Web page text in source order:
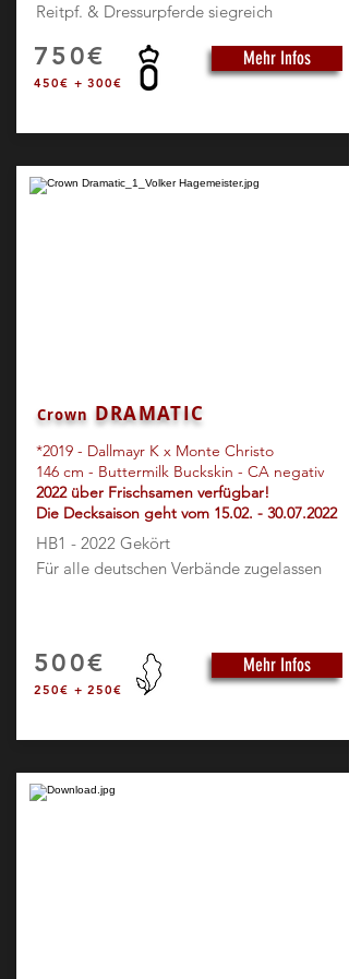
Reitpf. & Dressurpferde siegreich
750€
450€ + 300€
Mehr Infos
Crown DRAMATIC
*2019 - Dallmayr K x Monte Christo
146 cm - Buttermilk Buckskin - CA negativ
2022 über Frischsamen verfügbar!
Die Decksaison geht vom 15.02. - 30.07.2022
HB1 - 2022 Gekört
Für alle deutschen Verbände zugelassen
500€
250€ + 250€
Mehr Infos